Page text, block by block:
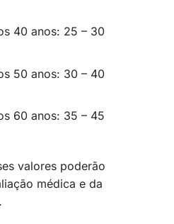
40 anos: 25 – 30
50 anos: 30 – 40
60 anos: 35 – 45
valores poderão
médica e da